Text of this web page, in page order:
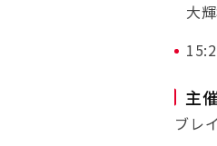
大輝
主催
ブレ